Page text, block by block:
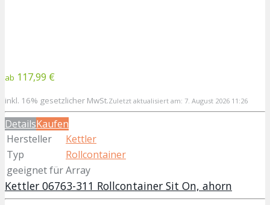
ab 117,99 €
inkl. 16% gesetzlicher MwSt.Zuletzt aktualisiert am: 7. August 2026 11:26
DetailsKaufen
Hersteller
Kettler
Typ
Rollcontainer
geeignet fürArray
Kettler 06763-311 Rollcontainer Sit On, ahorn